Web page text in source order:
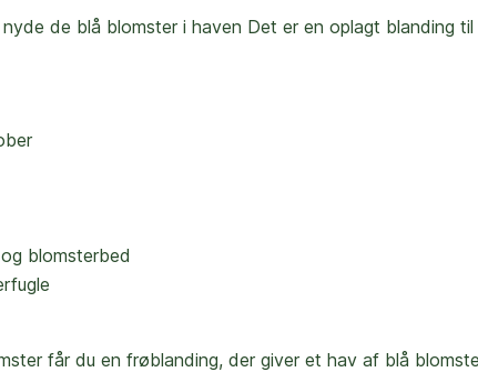
de blå blomster i haven Det er en oplagt blanding
blomsterbed
får du en frøblanding, der giver et hav af blå